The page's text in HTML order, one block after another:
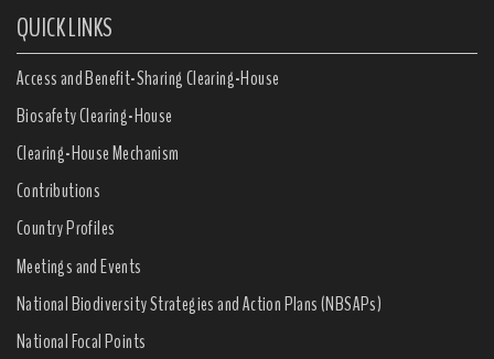
QUICK LINKS
Access and Benefit-Sharing Clearing-House
Biosafety Clearing-House
Clearing-House Mechanism
Contributions
Country Profiles
Meetings and Events
National Biodiversity Strategies and Action Plans (NBSAPs)
National Focal Points